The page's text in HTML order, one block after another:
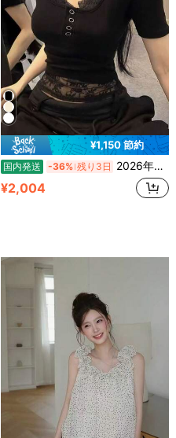
¥1,150 節約
国内発送 -36% 残り3日 2026年夏用新作 レースのステッチ加工 ベルト付きVネックTシャツ 女性向け シリコンデザイン リラックス感のあるフィット感でスリム効果あり バストアップ効果のある下着トップス
¥2,004